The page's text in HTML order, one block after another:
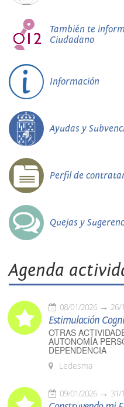
También te
Ciudadano
Información
Ayudas y
Perfil de
Quejas y
Agenda
08/01/2026 26/
Estimulación
OTRAS
AUTONOMÍA
DEPENDENCIA
Ledesma
09/01/2026 31/